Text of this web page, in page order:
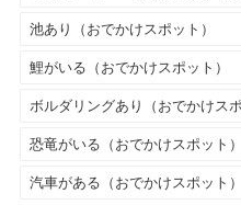
池あり（おでかけスポット）
鯉がいる（おでかけスポット）
ボルダリングあり（おでかけスポ
恐竜がいる（おでかけスポット）
汽車がある（おでかけスポット）